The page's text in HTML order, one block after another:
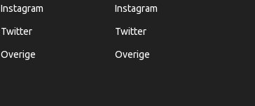
Instagram
Twitter
Overige
Instagram
Twitter
Overige